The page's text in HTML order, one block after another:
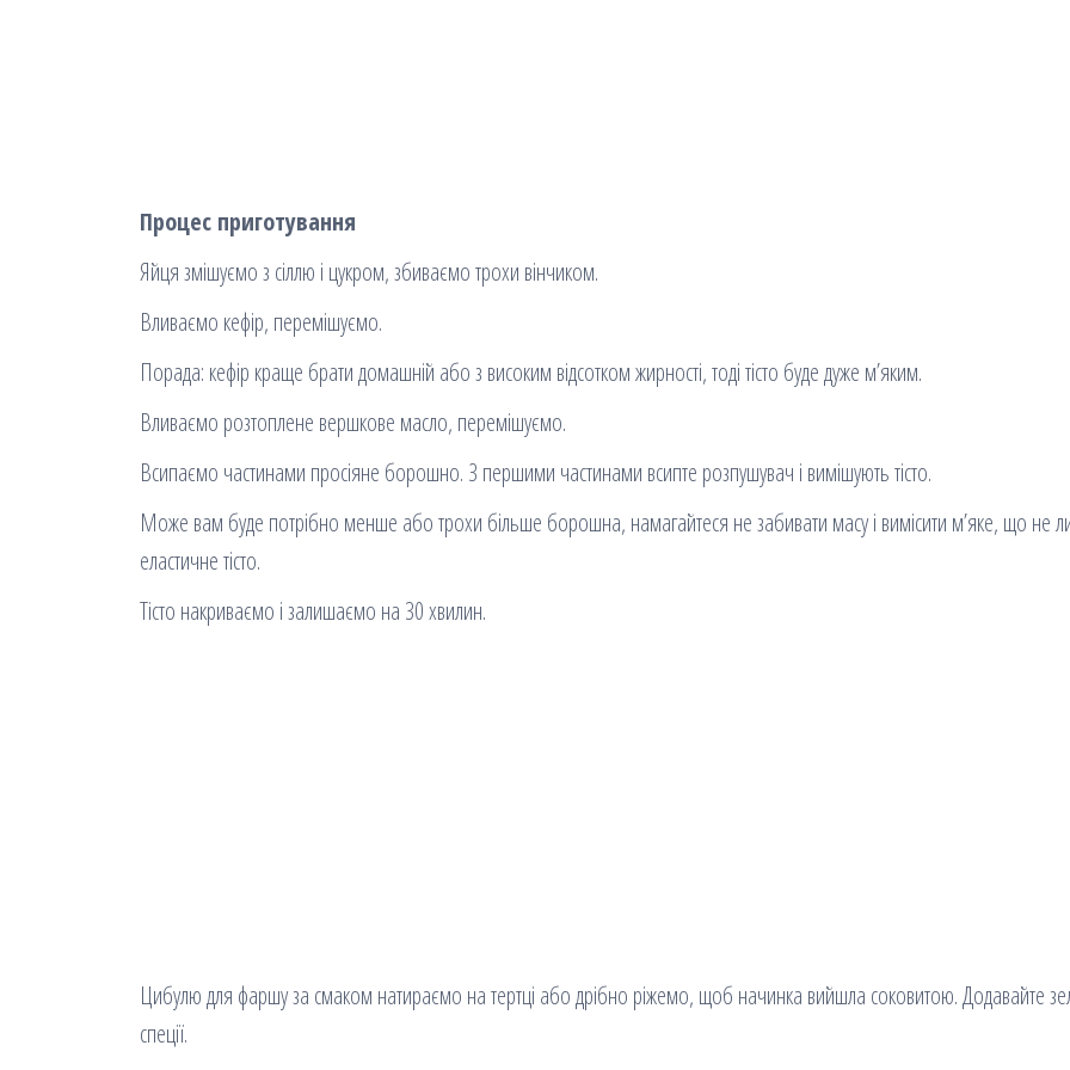
Процес приготування
Яйця змішуємо з сіллю і цукром, збиваємо трохи вінчиком.
Вливаємо кефір, перемішуємо.
Порада: кефір краще брати домашній або з високим відсотком жирності, тоді тісто буде дуже м’яким.
Вливаємо розтоплене вершкове масло, перемішуємо.
Всипаємо частинами просіяне борошно. З першими частинами всипте розпушувач і вимішують тісто.
Може вам буде потрібно менше або трохи більше борошна, намагайтеся не забивати масу і вимісити м’яке, що не
еластичне тісто.
Тісто накриваємо і залишаємо на 30 хвилин.
Цибулю для фаршу за смаком натираємо на тертці або дрібно ріжемо, щоб начинка вийшла соковитою. Додавайте
спеції.